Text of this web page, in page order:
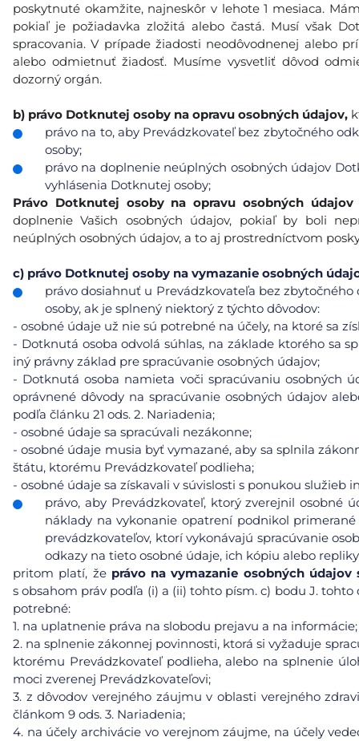
poskytnuté okamžite, najneskôr v lehote 1 mesiaca.
pokiaľ je požiadavka zložitá alebo častá. Musí však
spracovania. V prípade žiadosti neodôvodnenej alebo
alebo odmietnuť žiadosť. Musíme vysvetliť dôvod
dozorný orgán.
b) právo Dotknutej osoby na opravu osobných údajov,
právo na to, aby Prevádzkovateľ bez zbytočného
osoby;
právo na doplnenie neúplných osobných údajov
vyhlásenia Dotknutej osoby;
Právo Dotknutej osoby na opravu osobných údajov
doplnenie Vašich osobných údajov, pokiaľ by boli
neúplných osobných údajov, a to aj prostredníctvom
c) právo Dotknutej osoby na vymazanie osobných
právo dosiahnuť u Prevádzkovateľa bez
osoby, ak je splnený niektorý z týchto dôvodov:
- osobné údaje už nie sú potrebné na účely, na ktoré sa
- Dotknutá osoba odvolá súhlas, na základe ktorého sa
iný právny základ pre spracúvanie osobných údajov;
- Dotknutá osoba namieta voči spracúvaniu osobných
oprávnené dôvody na spracúvanie osobných údajov
podľa článku 21 ods. 2. Nariadenia;
- osobné údaje sa spracúvali nezákonne;
-osobné údaje musia byť vymazané, aby sa splnila
štátu, ktorému Prevádzkovateľ podlieha;
- osobné údaje sa získavali v súvislosti s ponukou služieb
právo, aby Prevádzkovateľ, ktorý zverejnil osobné
náklady na vykonanie opatrení podnikol
prevádzkovateľov, ktorí vykonávajú spracúvanie
odkazy na tieto osobné údaje, ich kópiu alebo
pritom platí, že právo na vymazanie osobných údajov
s obsahom práv podľa (i) a (ii) tohto písm. c) bodu J.
potrebné:
1. na uplatnenie práva na slobodu prejavu a na informácie;
2. na splnenie zákonnej povinnosti, ktorá si vyžaduje
ktorému Prevádzkovateľ podlieha, alebo na splnenie
moci zverenej Prevádzkovateľovi;
3. z dôvodov verejného záujmu v oblasti verejného
článkom 9 ods. 3. Nariadenia;
4. na účely archivácie vo verejnom záujme, na účely